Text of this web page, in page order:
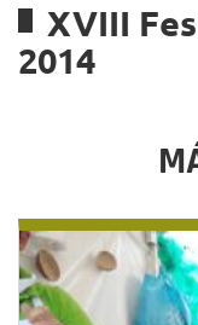
XVIII
2014